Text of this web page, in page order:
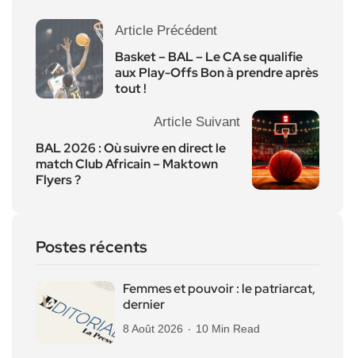
Article Précédent
Basket – BAL – Le CA se qualifie
aux Play-Offs Bon à prendre après
tout !
Article Suivant
BAL 2026 : Où suivre en direct le
match Club Africain – Maktown
Flyers ?
Postes récents
Femmes et pouvoir : le patriarcat,
dernier
8 Août 2026 10 Min Read